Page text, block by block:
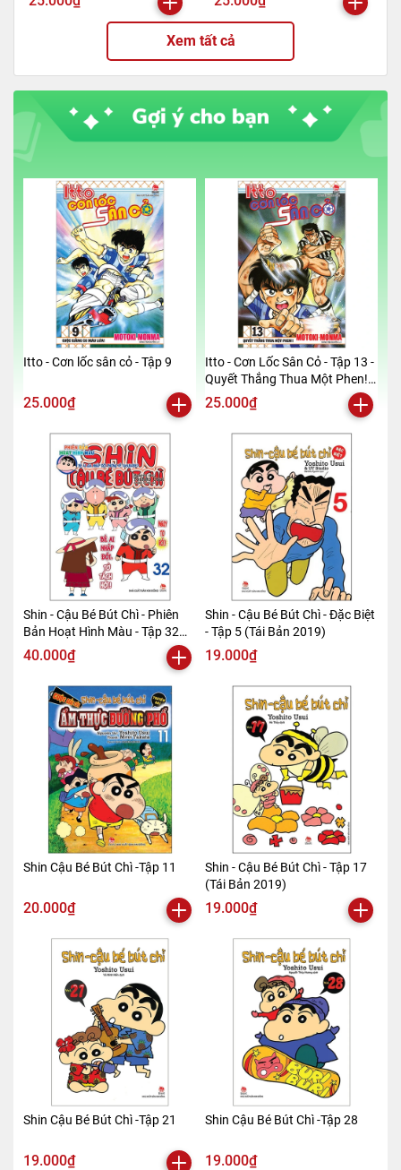
Xem tất cả
Itto - Cơn lốc sân cỏ - Tập 9
25.000₫
Itto - Cơn Lốc Sân Cỏ - Tập 13 -
Quyết Thắng Thua Một Phen!!
(Tái Bản 2024)
25.000₫
Shin - Cậu Bé Bút Chì - Phiên
Bản Hoạt Hình Màu - Tập 32
(Tái Bản 2019)
40.000₫
Shin - Cậu Bé Bút Chì - Đặc Biệt
- Tập 5 (Tái Bản 2019)
19.000₫
Shin Cậu Bé Bút Chì -Tập 11
20.000₫
Shin - Cậu Bé Bút Chì - Tập 17
(Tái Bản 2019)
19.000₫
Shin Cậu Bé Bút Chì -Tập 21
19.000₫
Shin Cậu Bé Bút Chì -Tập 28
19.000₫